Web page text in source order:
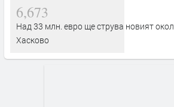
6,673
Над 33 млн. евро ще струва новият
Хасково